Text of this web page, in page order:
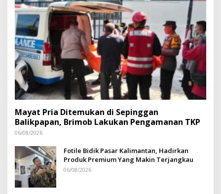
Mayat Pria Ditemukan di Sepinggan
Balikpapan, Brimob Lakukan Pengamanan TKP
06/08/2026
Fotile Bidik Pasar Kalimantan, Hadirkan
Produk Premium Yang Makin Terjangkau
06/08/2026